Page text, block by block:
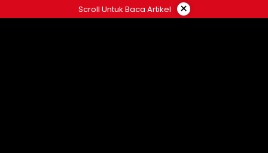
ke
Scroll Untuk Baca Artikel ×